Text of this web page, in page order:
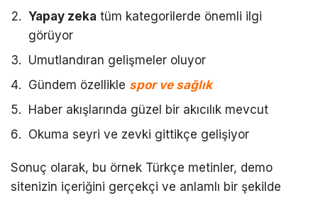
Yapay zeka tüm kategorilerde önemli ilgi
görüyor
Umutlandıran gelişmeler oluyor
Gündem özellikle spor ve sağlık
Haber akışlarında güzel bir akıcılık mevcut
Okuma seyri ve zevki gittikçe gelişiyor
Sonuç olarak, bu örnek Türkçe metinler, demo
sitenizin içeriğini gerçekçi ve anlamlı bir şekilde